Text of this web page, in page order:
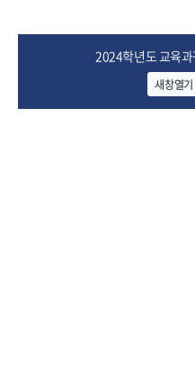
취업
2024학년도 교육
새창열기